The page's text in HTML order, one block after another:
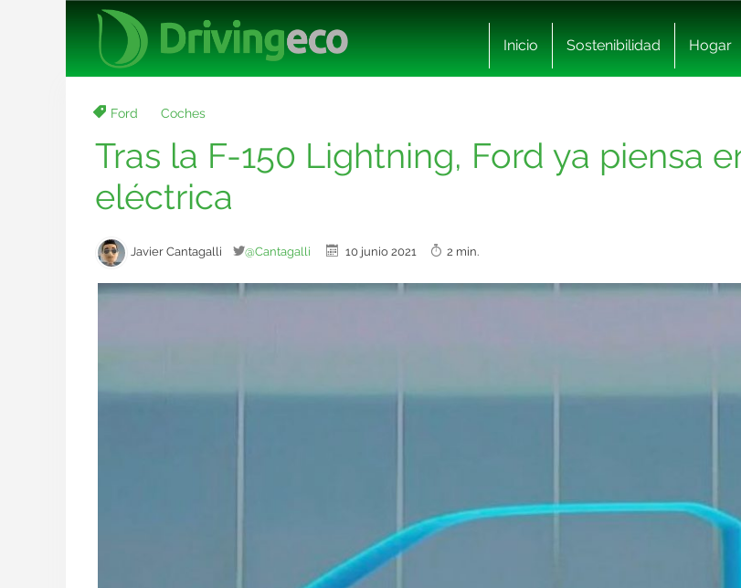
Inicio Sostenibilidad Hogar
Ford Coches
Tras la F-150 Lightning, Ford ya piensa
eléctrica
Javier Cantagalli @Cantagalli 10 junio 2021 2 min.